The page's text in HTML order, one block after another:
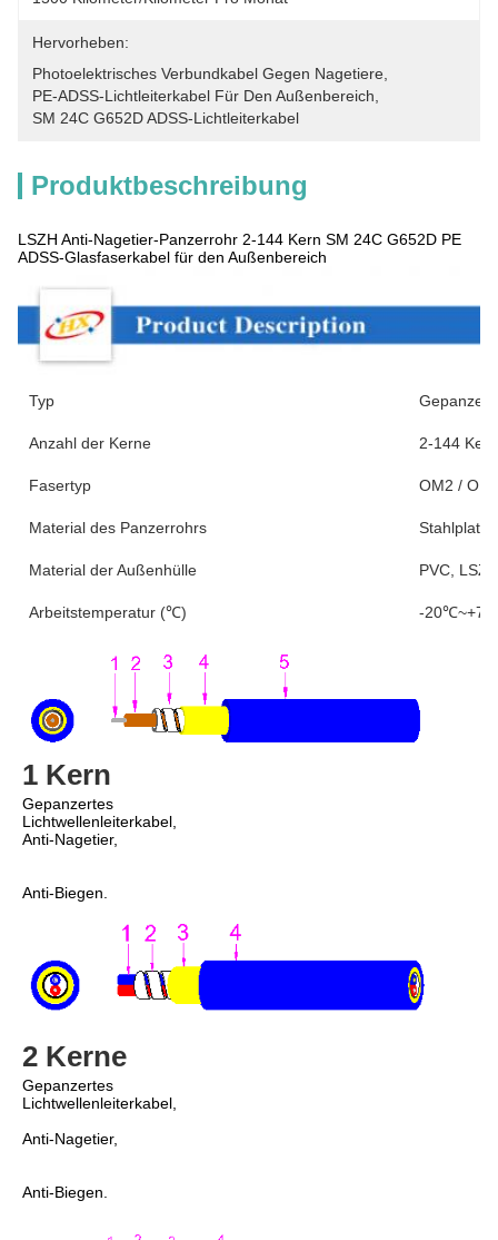
Hervorheben:
Photoelektrisches Verbundkabel Gegen Nagetiere
PE-ADSS-Lichtleiterkabel Für Den Außenbereich
SM 24C G652D ADSS-Lichtleiterkabel
Produktbeschreibung
LSZH Anti-Nagetier-Panzerrohr 2-144 Kern SM 24C G652D PE
ADSS-Glasfaserkabel für den Außenbereich
Typ
Anzahl der Kerne 2-144 Kern
Fasertyp OM2 /
Material des Panzerrohrs Stahlplatte
Material der Außenhülle PVC,
Arbeitstemperatur (℃) -
1 Kern
Gepanzertes
Lichtwellenleiterkabel,
Anti-Nagetier,
Anti-Biegen.
2 Kerne
Gepanzertes
Lichtwellenleiterkabel,
Anti-Nagetier,
Anti-Biegen.